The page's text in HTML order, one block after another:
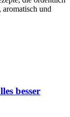
und
besser